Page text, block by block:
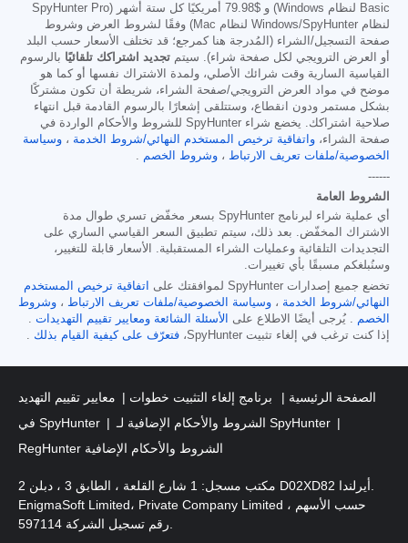
Basic لنظام Windows) و
$79.98
أمريكيًا كل ستة أشهر (SpyHunter Pro
لنظام Windows/SpyHunter لنظام Mac) وفقًا لشروط العرض وشروط
صفحة التسجيل/الشراء (المُدرجة هنا كمرجع؛ قد تختلف الأسعار حسب البلد
أو العرض الترويجي لكل صفحة شراء). سيتم تجديد اشتراكك تلقائيًا بالرسوم
القياسية السارية وقت شرائك الأصلي، ولمدة الاشتراك نفسها أو كما هو
موضح في مواد العرض الترويجي/صفحة الشراء، شريطة أن تكون مشتركًا
بشكل مستمر ودون انقطاع، وستتلقى إشعارًا بالرسوم القادمة قبل انتهاء
صلاحية اشتراكك. يخضع شراء SpyHunter للشروط والأحكام الواردة في
صفحة الشراء، واتفاقية ترخيص المستخدم النهائي/شروط الخدمة ، وسياسة
الخصوصية/ملفات تعريف الارتباط ، وشروط الخصم .
------
الشروط العامة
أي عملية شراء لبرنامج SpyHunter بسعر مخفّض تسري طوال مدة
الاشتراك المخفّض. بعد ذلك، سيتم تطبيق السعر القياسي الساري على
التجديدات التلقائية وعمليات الشراء المستقبلية. الأسعار قابلة للتغيير،
وسنُبلغكم مسبقًا بأي تغييرات.
تخضع جميع إصدارات SpyHunter لموافقتك على
اتفاقية ترخيص المستخدم
النهائي/شروط الخدمة ، وسياسة الخصوصية/ملفات تعريف الارتباط ، وشروط
الخصم . يُرجى أيضًا الاطلاع على الأسئلة الشائعة ومعايير تقييم التهديدات .
إذا كنت ترغب في إلغاء تثبيت SpyHunter،
فتعرّف على كيفية القيام بذلك .
الصفحة الرئيسية برنامج إلغاء التثبيت خطوات
معايير تقييم التهديد
في SpyHunter
الشروط والأحكام الإضافية لـ SpyHunter
RegHunter الشروط والأحكام الإضافية
EnigmaSoft Limited، Private Company Limited حسب الأسهم ،